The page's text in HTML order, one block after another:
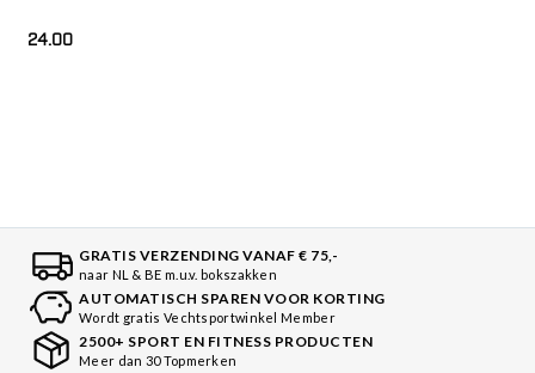
24.00
GRATIS VERZENDING VANAF € 75,-
naar NL & BE m.u.v. bokszakken
AUTOMATISCH SPAREN VOOR KORTING
Wordt gratis Vechtsportwinkel Member
2500+ SPORT EN FITNESS PRODUCTEN
Meer dan 30 Topmerken